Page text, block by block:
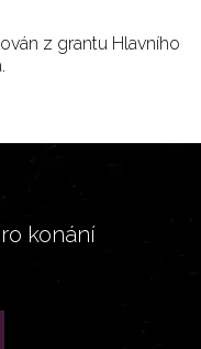
z grantu Hlavního
konání